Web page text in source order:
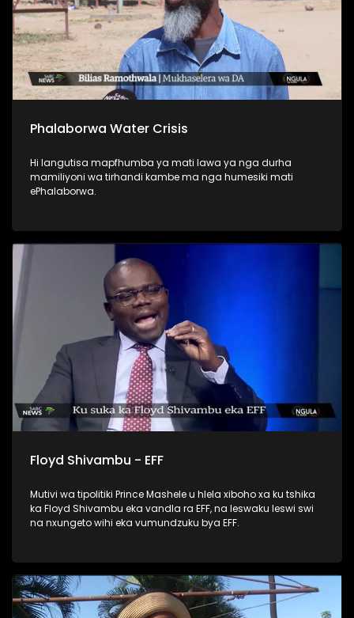
Phalaborwa Water Crisis
Hi langutisa mapfhumba ya mati lawa ya nga durha
mamiliyoni wa tirhandi kambe ma nga humesiki mati
ePhalaborwa.
Floyd Shivambu - EFF
Mutivi wa tipolitiki Prince Mashele u hlela xiboho xa ku tshika
ka Floyd Shivambu eka vandla ra EFF, na leswaku leswi swi
na nxungeto wihi eka vumundzuku bya EFF.